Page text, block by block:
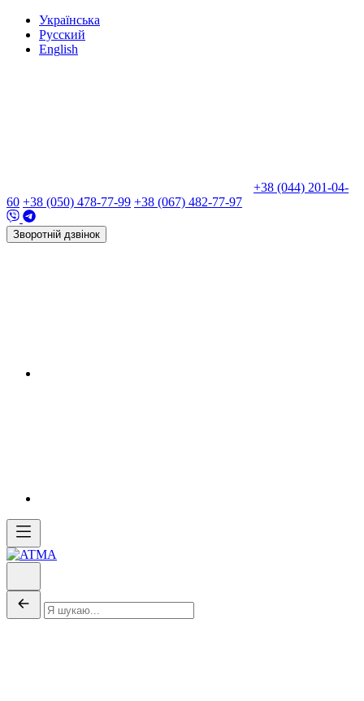
Українська
Русский
English
+38 (044) 201-04-
60 +38 (050) 478-77-99 +38 (067) 482-77-97
Зворотній дзвінок